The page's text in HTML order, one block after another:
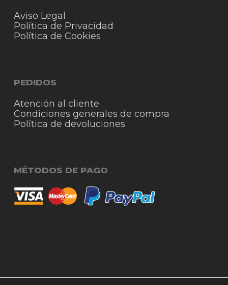
Aviso Legal
Política de Privacidad
Política de Cookies
PEDIDOS
Atención al cliente
Condiciones generales de compra
Política de devoluciones
MÉTODOS DE PAGO
© 2026 RigmoSur. Proyecto realizado por Grado